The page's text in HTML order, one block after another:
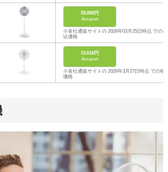
33,000円
Amazon
※各社通販サイトの 2026年03月25日時点 での税
込価格
13,616円
Amazon
※各社通販サイトの 2026年3月27日時点 での税
価格